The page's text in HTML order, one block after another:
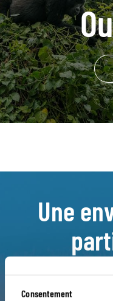
Consentement
Une